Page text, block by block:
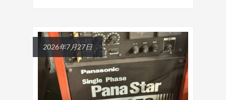
2026年7月27日